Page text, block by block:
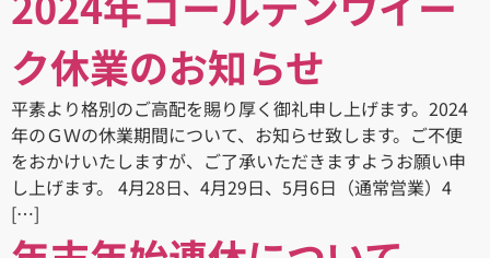
ク休業のお知らせ
平素より格別のご高配を賜り厚く御礼申し上げます。2024
年のＧＷの休業期間について、お知らせ致します。ご不便
をおかけいたしますが、ご了承いただきますようお願い申
し上げます。 4月28日、4月29日、5月6日（通常営業）4
[…]